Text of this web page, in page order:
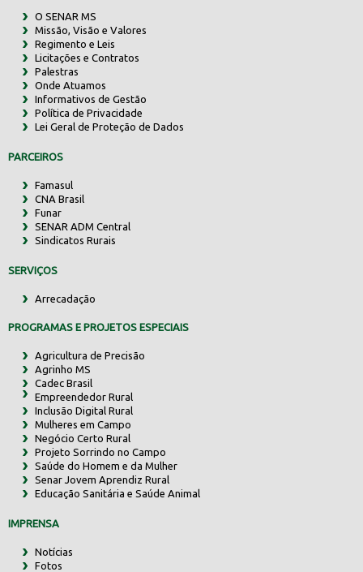
O SENAR MS
Missão, Visão e Valores
Regimento e Leis
Licitações e Contratos
Palestras
Onde Atuamos
Informativos de Gestão
Política de Privacidade
Lei Geral de Proteção de Dados
PARCEIROS
Famasul
CNA Brasil
Funar
SENAR ADM Central
Sindicatos Rurais
SERVIÇOS
Arrecadação
PROGRAMAS E PROJETOS ESPECIAIS
Agricultura de Precisão
Agrinho MS
Cadec Brasil
Empreendedor Rural
Inclusão Digital Rural
Mulheres em Campo
Negócio Certo Rural
Projeto Sorrindo no Campo
Saúde do Homem e da Mulher
Senar Jovem Aprendiz Rural
Educação Sanitária e Saúde Animal
IMPRENSA
Notícias
Fotos